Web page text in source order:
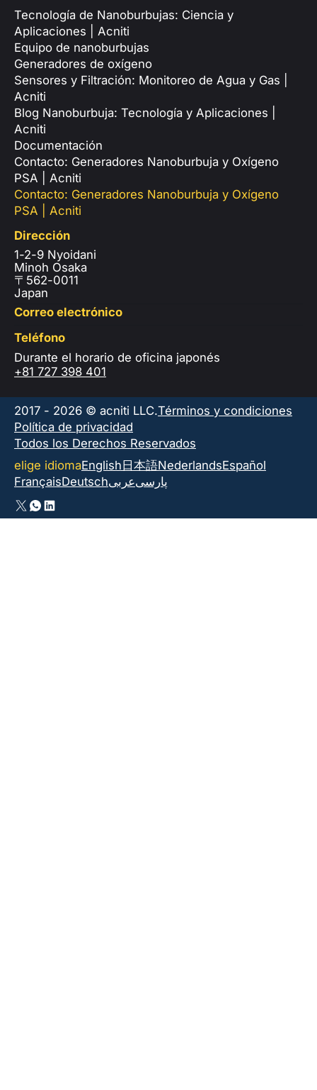
Tecnología de Nanoburbujas: Ciencia y
Aplicaciones | Acniti
Equipo de nanoburbujas
Generadores de oxígeno
Sensores y Filtración: Monitoreo de Agua y Gas |
Acniti
Blog Nanoburbuja: Tecnología y Aplicaciones |
Acniti
Documentación
Contacto: Generadores Nanoburbuja y Oxígeno
PSA | Acniti
Contacto: Generadores Nanoburbuja y Oxígeno
PSA | Acniti
Dirección
1-2-9 Nyoidani
Minoh Osaka
〒562-0011
Japan
Correo electrónico
Teléfono
Durante el horario de oficina japonés
+81 727 398 401
2017 - 2026 © acniti LLC.Términos y condiciones
Política de privacidad
Todos los Derechos Reservados
elige idiomaEnglish 日本語NederlandsEspañol
FrançaisDeutschعربىپارسی